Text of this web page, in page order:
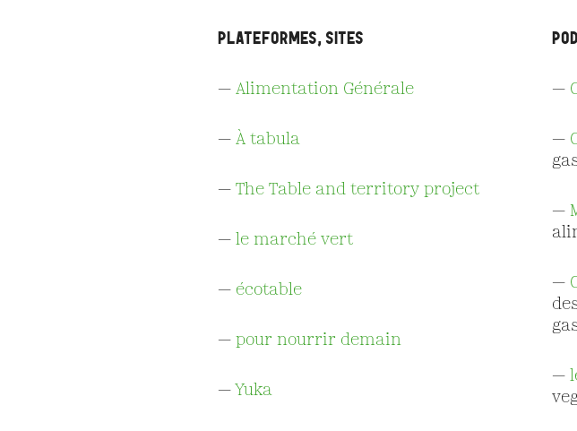
PLATEFORMES, SITES
— Alimentation Générale
— Àtabula
— The Table and territory project
— le marché vert
— écotable
— pour nourrir demain
— Yuka
—
—
—
—
—